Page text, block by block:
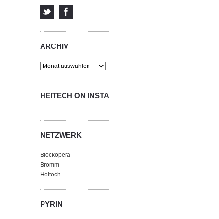
ARCHIV
Archiv
HEITECH ON INSTA
NETZWERK
Blockopera
Bromm
Heitech
PYRIN